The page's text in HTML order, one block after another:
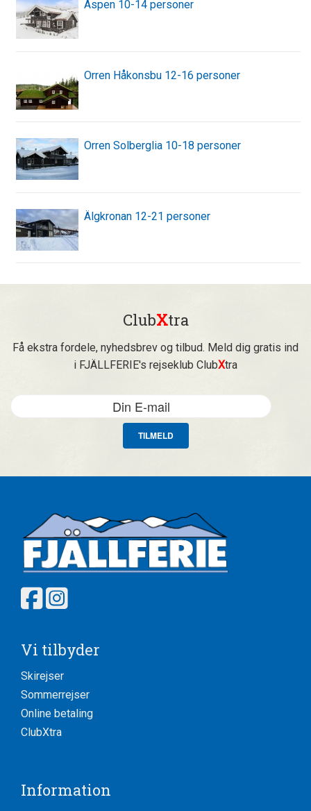
Aspen 10-14 personer
Orren Håkonsbu 12-16 personer
Orren Solberglia 10-18 personer
Älgkronan 12-21 personer
ClubXtra
Få ekstra fordele, nyhedsbrev og tilbud. Meld dig gratis ind
i FJÄLLFERIE's rejseklub ClubXtra
TILMELD
Vi tilbyder
Skirejser
Sommerrejser
Online betaling
ClubXtra
Information